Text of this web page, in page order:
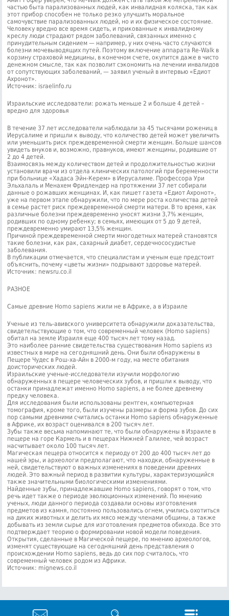
частью быта парализованных людей, как инвалидная коляска, так как
этот прибор способен не только резко улучшить моральное
самочувствие парализованных людей, но и их физическое состояние.
Человеку вредно все время сидеть, и прикованные к инвалидному
креслу люди страдают рядом заболеваний, связанных именно с
принудительным сидением — например, у них очень часто случаются
болезни мочевыводящих путей. Поэтому включение аппарата Re-Walk в
корзину страховой медицины, в конечном счете, окупится даже в чисто
денежном смысле, так как позволит сэкономить на лечении инвалидов
от сопутствующих заболеваний, — заявил ученый в интервью «Едиот
Ахронот».
Источник: israelinfo.ru
Израильские исследователи: рожать меньше 2 и больше 4 детей –
вредно для здоровья
В течение 37 лет исследователи наблюдали за 45 тысячами рожениц в
Иерусалиме и пришли к выводу, что количество детей может увеличить
или уменьшить риск преждевременной смерти женщин. Больше шансов
увидеть внуков и, возможно, правнуков, имеют женщины, родившие от
2 до 4 детей.
Взаимосвязь между количеством детей и продолжительностью жизни
установили врачи из отдела клинических патологий при беременности
при больнице «Хадаса Эйн-Керем» в Иерусалиме. Профессора Ури
Эльхалаль и Менахем Фридлендер на протяжении 37 лет собирали
данные о рожавших женщинах. И, как пишет газета «Едиот Ахронот»,
уже на первом этапе обнаружили, что по мере роста количества детей
в семье растет риск преждевременной смерти матери. В то время, как
различные болезни преждевременно уносят жизни 3,7% женщин,
родивших по одному ребенку; в семьях, имеющих от 5 до 9 детей,
преждевременно умирают 13,5% женщин.
Причиной преждевременной смерти многодетных матерей становятся
такие болезни, как рак, сахарный диабет, сердечнососудистые
заболевания.
В публикации отмечается, что специалистам и ученым еще предстоит
объяснить, почему «цветы жизни» подрывают здоровье матерей.
Источник: newsru.co.il
РАЗНОЕ
Самые древние Homo sapiens жили не в Африке, а в Израиле
Ученые из тель-авивского университета обнаружили доказательства,
свидетельствующие о том, что современный человек (Homo sapiens)
обитал на земле Израиля еще 400 тысяч лет тому назад.
Это наиболее ранние свидетельства существования Homo sapiens из
известных в мире на сегодняшний день. Они были обнаружены в
Пещере Чудес в Рош-ха-Айн в 2000-м году, на месте обитания
доисторических людей.
Израильские ученые-исследователи изучили морфологию
обнаруженных в пещере человеческих зубов, и пришли к выводу, что
останки принадлежат именно Homo sapiens, а не более древнему
предку человека.
Для исследования были использованы рентген, компьютерная
томография, кроме того, были изучены размеры и форма зубов. До сих
пор самыми древними считались останки Homo sapiens обнаруженные
в Африке, их возраст оценивался в 200 тысяч лет.
Зубы также весьма напоминают те, что были обнаружены в Израиле в
пещере на горе Кармель и в пещерах Нижней Галилее, чей возраст
насчитывает около 100 тысяч лет.
Магическая пещера относится к периоду от 200 до 400 тысяч лет до
нашей эры, и археологи предполагают, что находки, обнаруженные в
ней, свидетельствуют о важных изменениях в поведении древних
людей. Это важный период в развитии культуры, характеризующийся
также значительными биологическими изменениями.
Найденные зубы, принадлежавшие Homo sapiens, говорят о том, что
речь идет также о периоде эволюционных изменений. По мнению
ученых, люди данного периода создавали основы изготовления
предметов из камня, постоянно пользовались огнем, учились охотиться
на диких животных и делить их мясо между членами общины, а также
добывать из земли сырье для изготовления предметов обихода. Все это
подтверждает теорию о формировании новой модели поведения.
Открытия, сделанные в Магической пещере, по мнению археологов,
изменят существующие на сегодняшний день представления о
происхождении Homo sapiens, ведь до сих пор считалось, что
современный человек родом из Африки.
Источник: mignews.co.il